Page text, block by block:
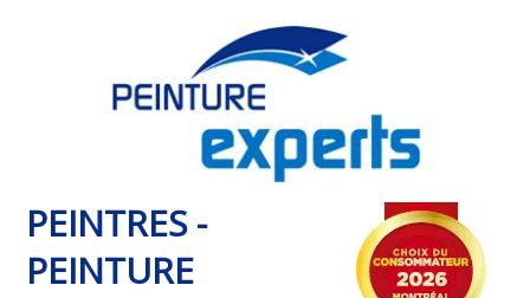
PEINTRES -
PEINTURE